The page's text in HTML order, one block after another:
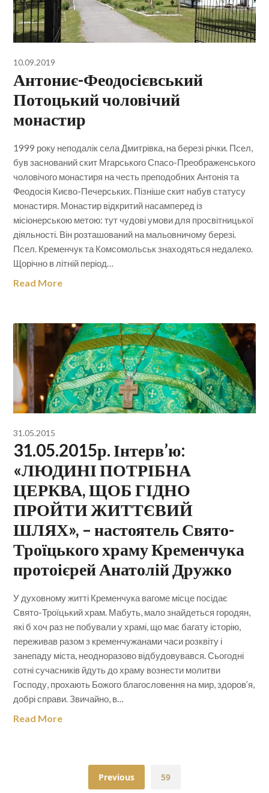
10.09.2019
Антониє-Феодосієвський
Потоцький чоловічий
монастир
1999 року неподалік села Дмитрівка, на березі річки. Псел,
був заснований скит Мгарського Спасо-Преображенського
чоловічого монастиря на честь преподобних Антонія та
Феодосія Києво-Печерських. Пізніше скит набув статусу
монастиря. Монастир відкритий насамперед із
місіонерською метою: тут чудові умови для просвітницької
діяльності. Він розташований на мальовничому березі.
Псел. Кременчук та Комсомольськ знаходяться недалеко.
Щорічно в літній період…
Read More
31.05.2015
31.05.2015р. Інтерв’ю:
«ЛЮДИНІ ПОТРІБНА
ЦЕРКВА, ЩОБ ГІДНО
ПРОЙТИ ЖИТТЄВИЙ
ШЛЯХ», – настоятель Свято-
Троїцького храму Кременчука
протоієрей Анатолій Дружко
У духовному житті Кременчука вагоме місце посідає
Свято-Троїцький храм. Мабуть, мало знайдеться городян,
які б хоч раз не побували у храмі, що має багату історію,
переживав разом з кременчужанами часи розквіту і
занепаду міста, неодноразово відбудовувався. Сьогодні
сотні сучасників йдуть до храму вознести молитви
Господу, прохають Божого благословення на мир, здоров’я,
добрі справи. Звичайно, в…
Read More
Previous 59